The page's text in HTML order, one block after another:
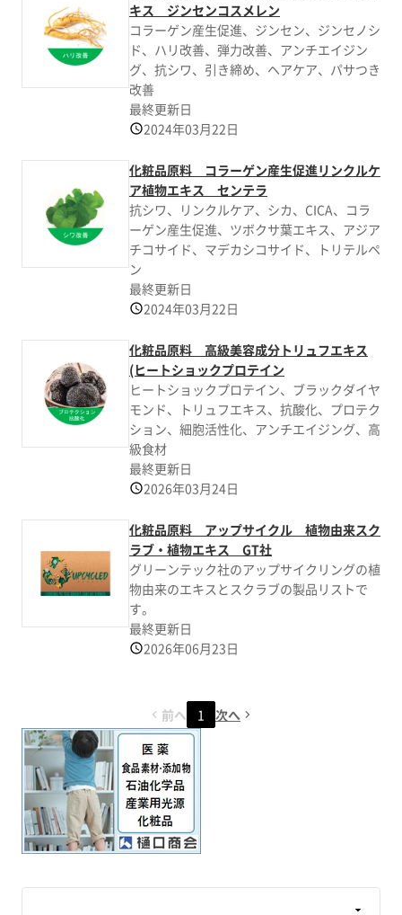
キス ジンセンコスメレン
コラーゲン産生促進、ジンセン、ジンセノシ
ド、ハリ改善、弾力改善、アンチエイジン
グ、抗シワ、引き締め、ヘアケア、パサつき
改善
最終更新日
2024年03月22日
化粧品原料 コラーゲン産生促進リンクルケ
ア植物エキス センテラ
抗シワ、リンクルケア、シカ、CICA、コラ
ーゲン産生促進、ツボクサ葉エキス、アジア
チコサイド、マデカシコサイド、トリテルペ
ン
最終更新日
2024年03月22日
化粧品原料 高級美容成分トリュフエキス
(ヒートショックプロテイン
ヒートショックプロテイン、ブラックダイヤ
モンド、トリュフエキス、抗酸化、プロテク
ション、細胞活性化、アンチエイジング、高
級食材
最終更新日
2026年03月24日
化粧品原料 アップサイクル 植物由来スク
ラブ・植物エキス GT社
グリーンテック社のアップサイクリングの植
物由来のエキスとスクラブの製品リストで
す。
最終更新日
2026年06月23日
前へ 1 次へ